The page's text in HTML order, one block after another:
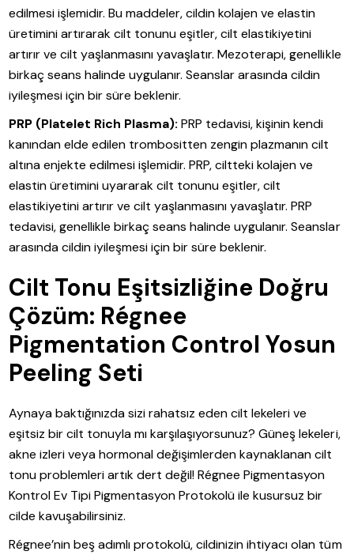
edilmesi işlemidir. Bu maddeler, cildin kolajen ve elastin
üretimini artırarak cilt tonunu eşitler, cilt elastikiyetini
artırır ve cilt yaşlanmasını yavaşlatır. Mezoterapi, genellikle
birkaç seans halinde uygulanır. Seanslar arasında cildin
iyileşmesi için bir süre beklenir.
PRP (Platelet Rich Plasma): PRP tedavisi, kişinin kendi
kanından elde edilen trombositten zengin plazmanın cilt
altına enjekte edilmesi işlemidir. PRP, ciltteki kolajen ve
elastin üretimini uyararak cilt tonunu eşitler, cilt
elastikiyetini artırır ve cilt yaşlanmasını yavaşlatır. PRP
tedavisi, genellikle birkaç seans halinde uygulanır. Seanslar
arasında cildin iyileşmesi için bir süre beklenir.
Cilt Tonu Eşitsizliğine Doğru
Çözüm: Régnee
Pigmentation Control Yosun
Peeling Seti
Aynaya baktığınızda sizi rahatsız eden cilt lekeleri ve
eşitsiz bir cilt tonuyla mı karşılaşıyorsunuz? Güneş lekeleri,
akne izleri veya hormonal değişimlerden kaynaklanan cilt
tonu problemleri artık dert değil! Régnee Pigmentasyon
Kontrol Ev Tipi Pigmentasyon Protokolü ile kusursuz bir
cilde kavuşabilirsiniz.
Régnee’nin beş adımlı protokolü, cildinizin ihtiyacı olan tüm